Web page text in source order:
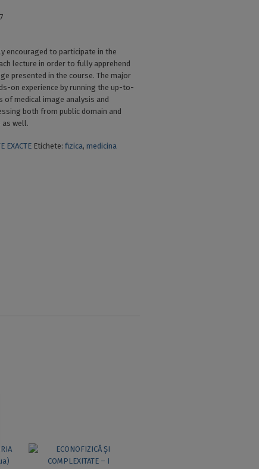
encouraged to participate in the
lecture in order to fully apprehend
presented in the course. The major
on experience by running the up-to-
of medical image analysis and
both from public domain and
as well.
EXACTE Etichete:fizica,medicina